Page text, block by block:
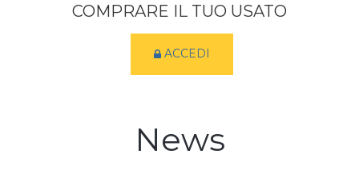
COMPRARE IL TUO USATO
ACCEDI
News